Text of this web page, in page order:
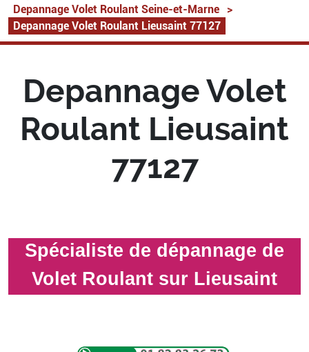
Depannage Volet Roulant Seine-et-Marne
>
Depannage Volet Roulant Lieusaint 77127
Depannage Volet
Roulant Lieusaint
77127
Spécialiste de dépannage de
Volet Roulant sur Lieusaint